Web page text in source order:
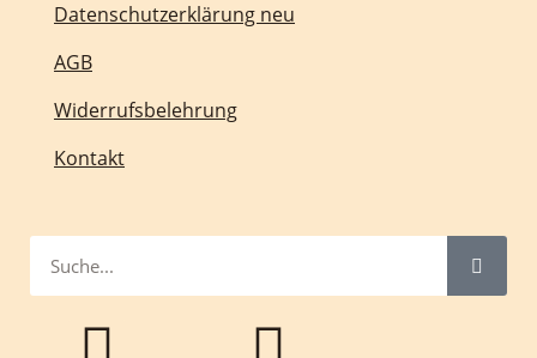
Datenschutzerklärung neu
AGB
Widerrufsbelehrung
Kontakt